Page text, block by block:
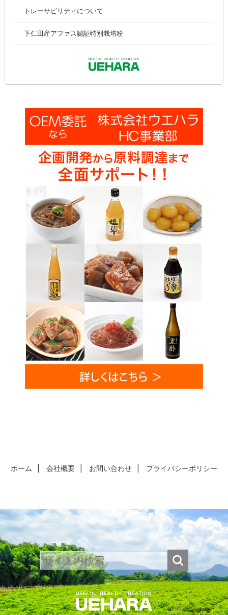
トレーサビリティについて
下仁田産アファス認証特別栽培粉
ホーム 会社概要 お問い合わせ プライバシーポリシー